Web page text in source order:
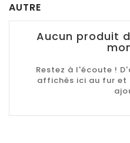
AUTRE
Aucun produit
Restez à l'écoute !
affichés ici au fur et